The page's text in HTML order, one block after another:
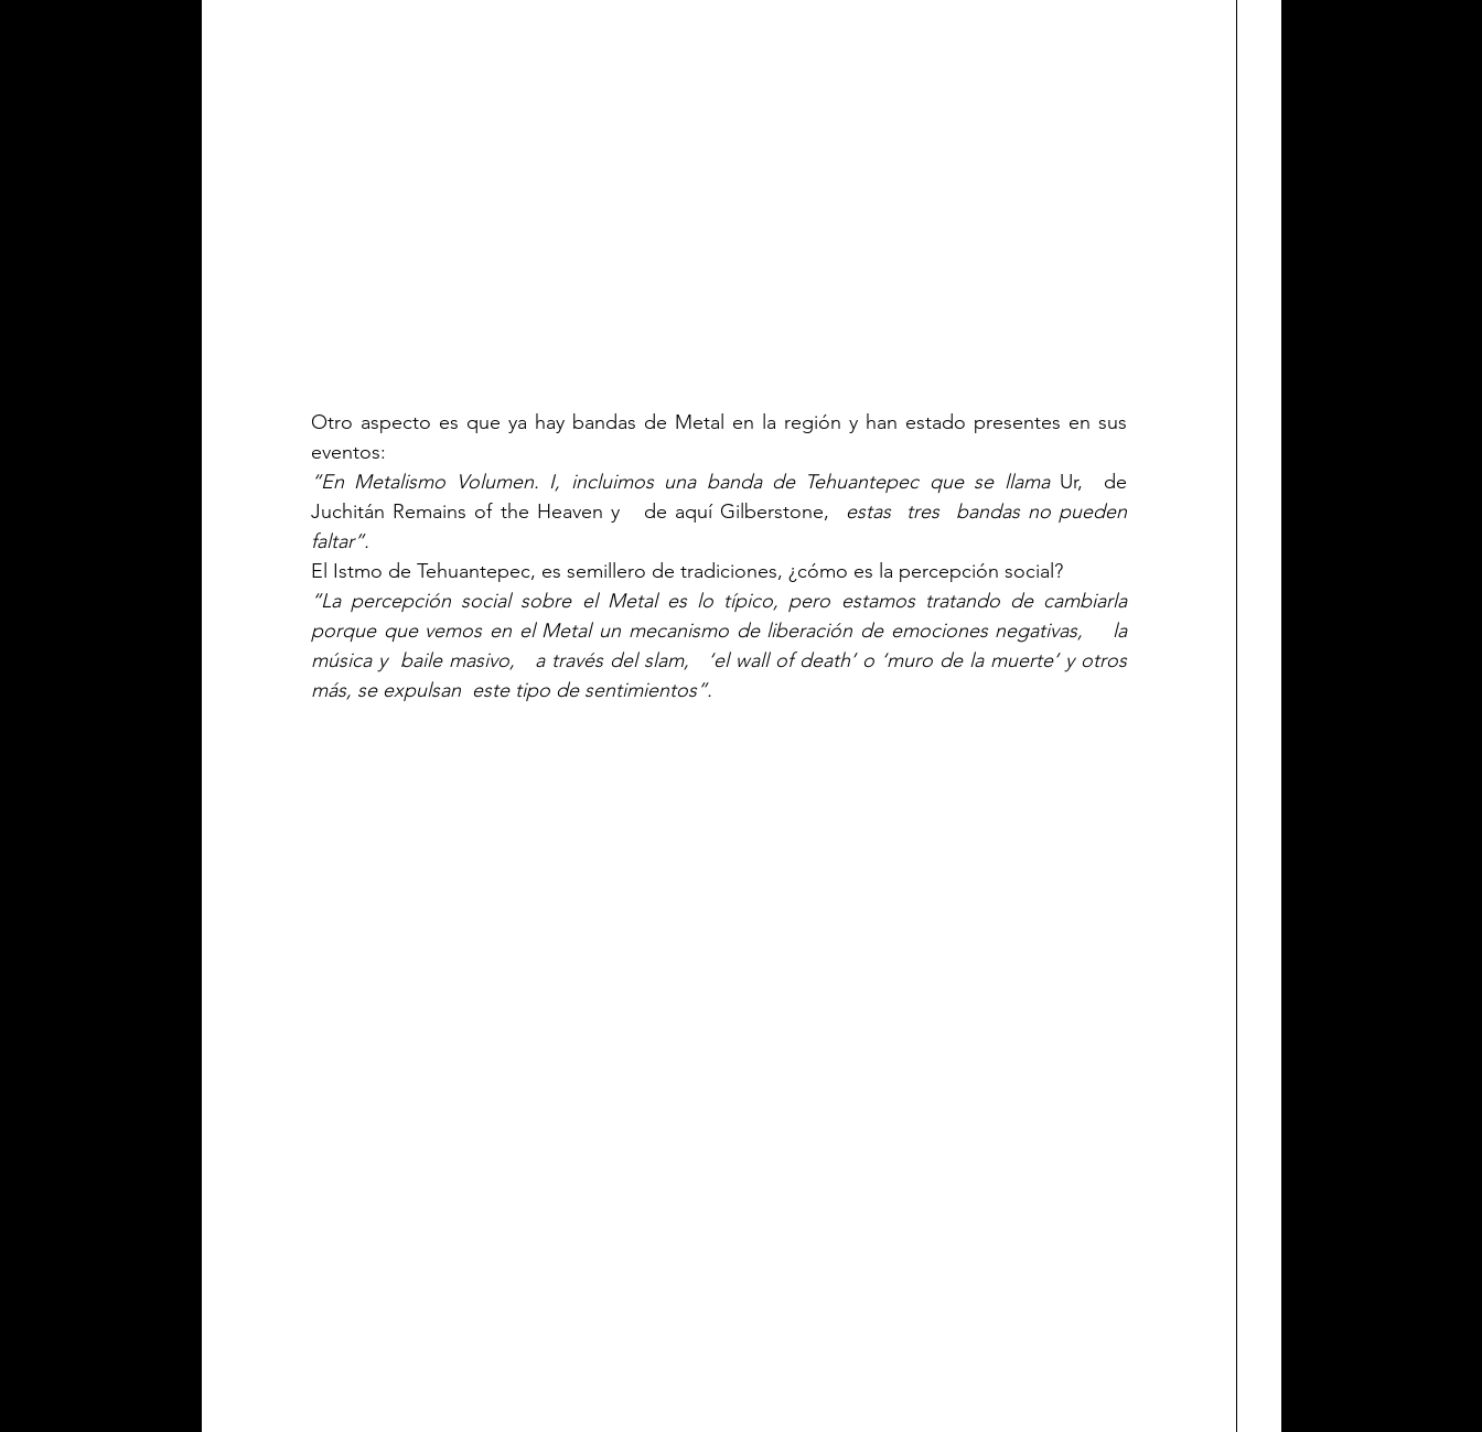
Otro aspecto es que ya hay bandas de Metal en la región y han estado presentes en sus
eventos:
“En Metalismo Volumen. I, incluimos una banda de Tehuantepec que se llama Ur,  de
Juchitán Remains of the Heaven y   de aquí Gilberstone,
estas  tres  bandas no pueden
faltar”.
El Istmo de Tehuantepec, es semillero de tradiciones, ¿cómo es la percepción social?
“La percepción social sobre el Metal es lo típico, pero estamos tratando de cambiarla
porque que vemos en el Metal un mecanismo de liberación de emociones negativas,    la
música y  baile masivo,   a través del slam,   ‘el wall of death’ o ‘muro de la muerte’ y otros
más, se expulsan  este tipo de sentimientos”.